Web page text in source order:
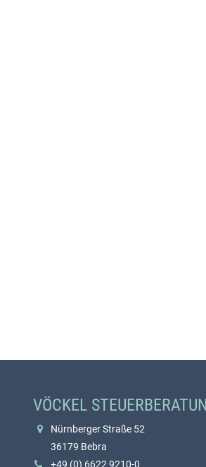
VÖCKEL
Nürnberger Straße 52
36179 Bebra
+49 (0) 6622 9210-0